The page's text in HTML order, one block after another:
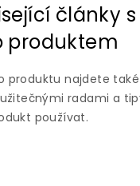
články s
produktem
produktu najdete
radami a
používat.